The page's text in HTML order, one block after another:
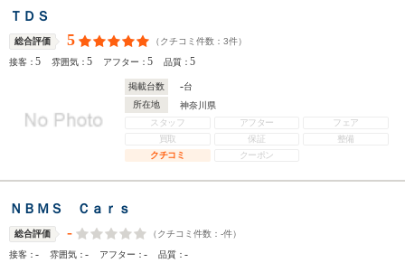
ＴＤＳ
総合評価 5 （クチコミ件数： 3件）
接客：5 雰囲気：5 アフター：5 品質：5
掲載台数 -台
所在地
神奈川県
スタッフ
アフター
フェア
買取
保証
整備
クチコミ
クーポン
ＮＢＭＳ Ｃａｒｓ
総合評価 - （クチコミ件数： -件）
接客：- 雰囲気：- アフター：- 品質：-